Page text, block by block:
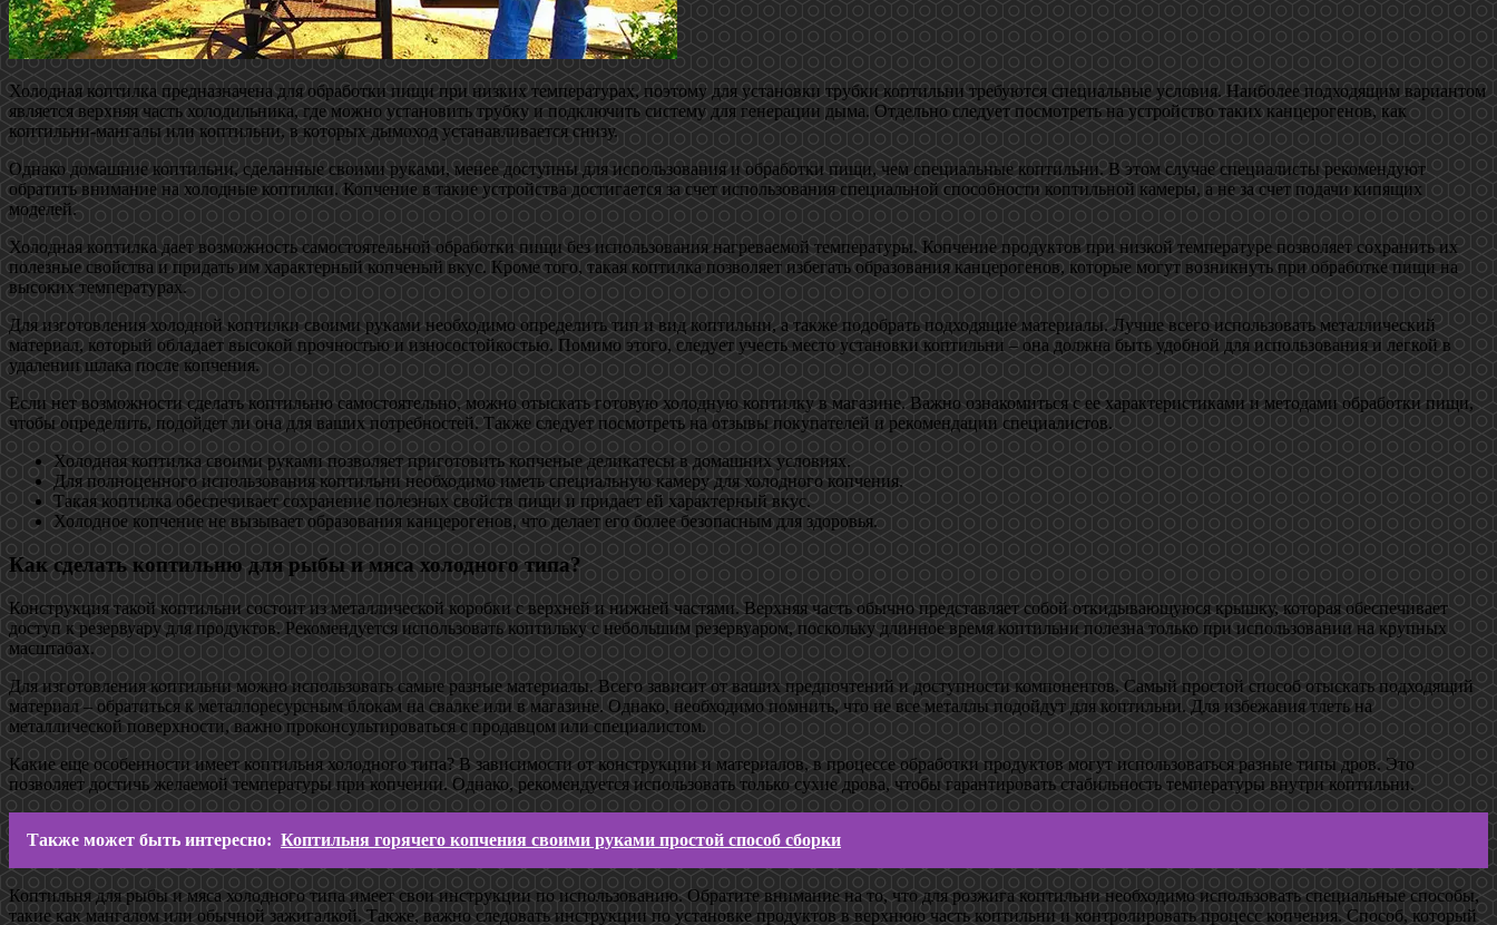
Холодная коптилка предназначена для обработки пищи при низких температурах, поэтому для установки трубки коптильни требуются специальные условия. Наиболее подходящим вариантом
является верхняя часть холодильника, где можно установить трубку и подключить систему для генерации дыма. Отдельно следует посмотреть на устройство таких канцерогенов, как
коптильни-мангалы или коптильни, в которых дымоход устанавливается снизу.
Однако домашние коптильни, сделанные своими руками, менее доступны для использования и обработки пищи, чем специальные коптильни. В этом случае специалисты рекомендуют
обратить внимание на холодные коптилки. Копчение в такие устройства достигается за счет использования специальной способности коптильной камеры, а не за счет подачи кипящих
моделей.
Холодная коптилка дает возможность самостоятельной обработки пищи без использования нагреваемой температуры. Копчение продуктов при низкой температуре позволяет сохранить их
полезные свойства и придать им характерный копченый вкус. Кроме того, такая коптилка позволяет избегать образования канцерогенов, которые могут возникнуть при обработке пищи на
высоких температурах.
Для изготовления холодной коптилки своими руками необходимо определить тип и вид коптильни, а также подобрать подходящие материалы. Лучше всего использовать металлический
материал, который обладает высокой прочностью и износостойкостью. Помимо этого, следует учесть место установки коптильни – она должна быть удобной для использования и легкой в
удалении шлака после копчения.
Если нет возможности сделать коптильню самостоятельно, можно отыскать готовую холодную коптилку в магазине. Важно ознакомиться с ее характеристиками и методами обработки пищи,
чтобы определить, подойдет ли она для ваших потребностей. Также следует посмотреть на отзывы покупателей и рекомендации специалистов.
Холодная коптилка своими руками позволяет приготовить копченые деликатесы в домашних условиях.
Для полноценного использования коптильни необходимо иметь специальную камеру для холодного копчения.
Такая коптилка обеспечивает сохранение полезных свойств пищи и придает ей характерный вкус.
Холодное копчение не вызывает образования канцерогенов, что делает его более безопасным для здоровья.
Как сделать коптильню для рыбы и мяса холодного типа?
Конструкция такой коптильни состоит из металлической коробки с верхней и нижней частями. Верхняя часть обычно представляет собой откидывающуюся крышку, которая обеспечивает
доступ к резервуару для продуктов. Рекомендуется использовать коптильку с небольшим резервуаром, поскольку длинное время коптильни полезна только при использовании на крупных
масштабах.
Для изготовления коптильни можно использовать самые разные материалы. Всего зависит от ваших предпочтений и доступности компонентов. Самый простой способ отыскать подходящий
материал – обратиться к металлоресурсным блокам на свалке или в магазине. Однако, необходимо помнить, что не все металлы подойдут для коптильни. Для избежания тлеть на
металлической поверхности, важно проконсультироваться с продавцом или специалистом.
Какие еще особенности имеет коптильня холодного типа? В зависимости от конструкции и материалов, в процессе обработки продуктов могут использоваться разные типы дров. Это
позволяет достичь желаемой температуры при копчении. Однако, рекомендуется использовать только сухие дрова, чтобы гарантировать стабильность температуры внутри коптильни.
Также может быть интересно: Коптильня горячего копчения своими руками простой способ сборки
Коптильня для рыбы и мяса холодного типа имеет свои инструкции по использованию. Обратите внимание на то, что для розжига коптильни необходимо использовать специальные способы,
такие как мангалом или обычной зажигалкой. Также, важно следовать инструкции по установке продуктов в верхнюю часть коптильни и контролировать процесс копчения. Способ, который